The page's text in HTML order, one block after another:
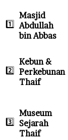
1️⃣
Masjid
Abdullah
bin Abbas
2️⃣
Kebun &
Perkebunan
Thaif
3️⃣
Museum
Sejarah
Thaif